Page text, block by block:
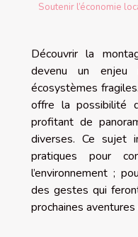
Soutenir l’économie
Découvrir la
devenu un enjeu
écosystèmes
offre la possibilité
profitant de
diverses. Ce sujet
pratiques pour
l’environnement ;
des gestes qui
prochaines